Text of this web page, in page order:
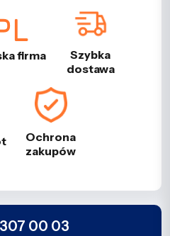
firma
Szybka
dostawa
Ochrona
zakupów
00 03